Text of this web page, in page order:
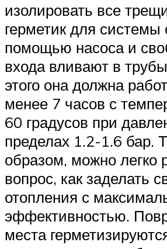
изолировать все
герметик для системы
помощью насоса и
входа вливают в
этого она должна
менее 7 часов с
60 градусов при
пределах 1.2-1.6 бар.
образом, можно легко
вопрос, как заделать
отопления с
эффективностью.
места